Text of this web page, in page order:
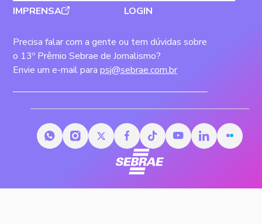
IMPRENSA
LOGIN
Precisa falar com a gente ou tem dúvidas sobre
o 13º Prêmio Sebrae de Jornalismo?
Envie um e-mail para psj@sebrae.com.br